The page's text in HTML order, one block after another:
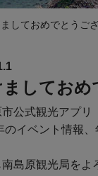
しておめでとうご
しておめ
公式観光アプリ
のイベント情報
島原観光局をよ